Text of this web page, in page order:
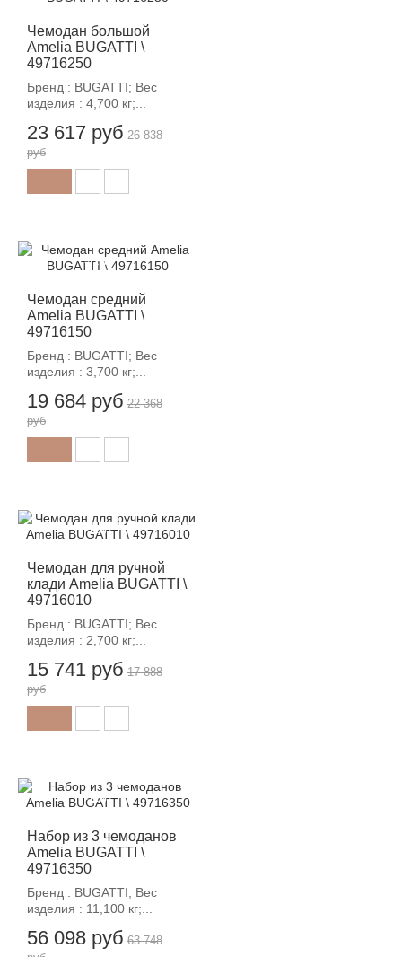
Чемодан большой
Amelia BUGATTI \
49716250
Бренд : BUGATTI; Вес
изделия : 4,700 кг;...
23 617 руб 26 838
руб
Чемодан средний
Amelia BUGATTI \
49716150
Бренд : BUGATTI; Вес
изделия : 3,700 кг;...
19 684 руб
-12%
22 368
руб
Чемодан для ручной
клади Amelia BUGATTI \
49716010
Бренд : BUGATTI; Вес
изделия : 2,700 кг;...
15 741 руб
-12%
17 888
руб
Набор из 3 чемоданов
Amelia BUGATTI \
49716350
Бренд : BUGATTI; Вес
изделия : 11,100 кг;...
56 098 руб
-12%
63 748